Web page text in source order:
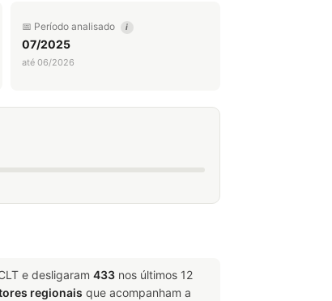
📅 Período analisado i
07/2025
até 06/2026
e desligaram 433 nos últimos 12
regionais que acompanham a